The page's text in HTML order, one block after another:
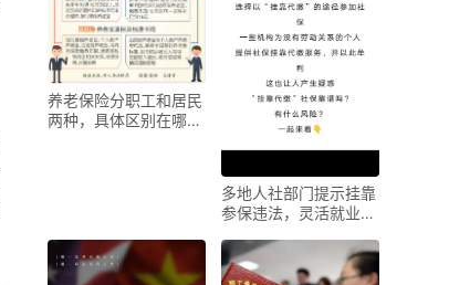
养老保险分职工和居民
两种，具体区别在哪？
多地人社部门提示挂靠
参保违法，灵活就业者